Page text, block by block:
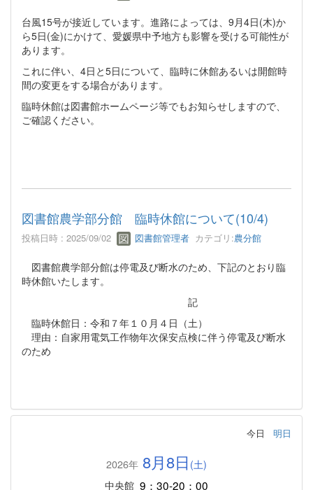
台風15号が接近しています。進路によっては、9月4日(木)か
ら5日(金)にかけて、愛媛県中予地方も影響を受ける可能性が
あります。
これに伴い、4日と5日について、臨時に休館あるいは開館時
間の変更をする場合があります。
臨時休館は図書館ホームページ等でもお知らせしますので、
ご確認ください。
図書館農学部分館 臨時休館について(10/4)
投稿日時 : 2025/09/02 図書館管理者 カテゴリ:農分館
図書館農学部分館は停電及び断水のため、下記のとおり臨
時休館いたします。
記
臨時休館日：令和７年１０月４日（土）
理由：自家用電気工作物年次保安点検に伴う停電及び断水
のため
今日 明日
2026年 8月8日 (土)
中央館 9：30-20：00